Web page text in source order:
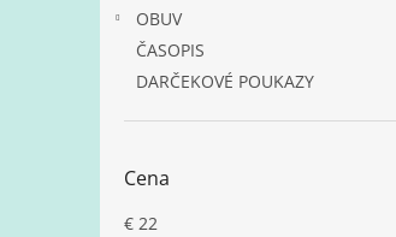
OBUV
ČASOPIS
DARČEKOVÉ POUKAZY
Cena
€ 22